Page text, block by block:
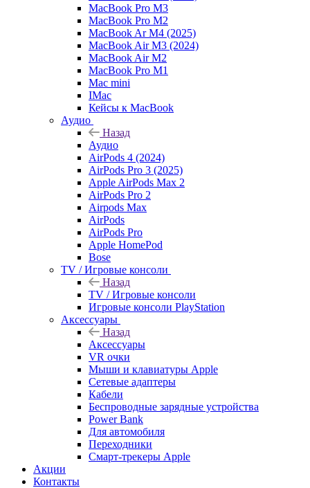
MacBook Pro M3
MacBook Pro M2
MacBook Ar M4 (2025)
MacBook Air M3 (2024)
MacBook Air M2
MacBook Pro M1
Mac mini
IMac
Кейсы к MacBook
Аудио
Назад
Аудио
AirPods 4 (2024)
AirPods Pro 3 (2025)
Apple AirPods Max 2
AirPods Pro 2
Airpods Max
AirPods
AirPods Pro
Apple HomePod
Bose
TV / Игровые консоли
Назад
TV / Игровые консоли
Игровые консоли PlayStation
Аксессуары
Назад
Аксессуары
VR очки
Мыши и клавиатуры Apple
Сетевые адаптеры
Кабели
Беспроводные зарядные устройства
Power Bank
Для автомобиля
Переходники
Смарт-трекеры Apple
Акции
Контакты